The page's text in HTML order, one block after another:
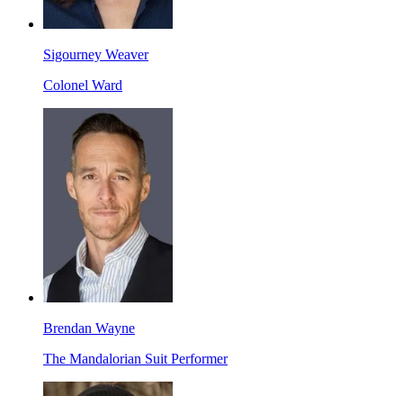
Sigourney Weaver
Colonel Ward
Brendan Wayne
The Mandalorian Suit Performer